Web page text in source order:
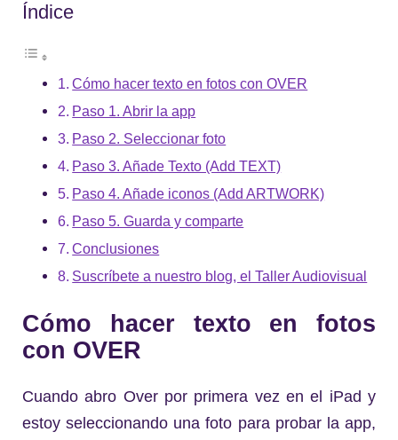
Índice
Cómo hacer texto en fotos con OVER
Paso 1. Abrir la app
Paso 2. Seleccionar foto
Paso 3. Añade Texto (Add TEXT)
Paso 4. Añade iconos (Add ARTWORK)
Paso 5. Guarda y comparte
Conclusiones
Suscríbete a nuestro blog, el Taller Audiovisual
Cómo hacer texto en fotos
con OVER
Cuando abro Over por primera vez en el iPad y
estoy seleccionando una foto para probar la app,